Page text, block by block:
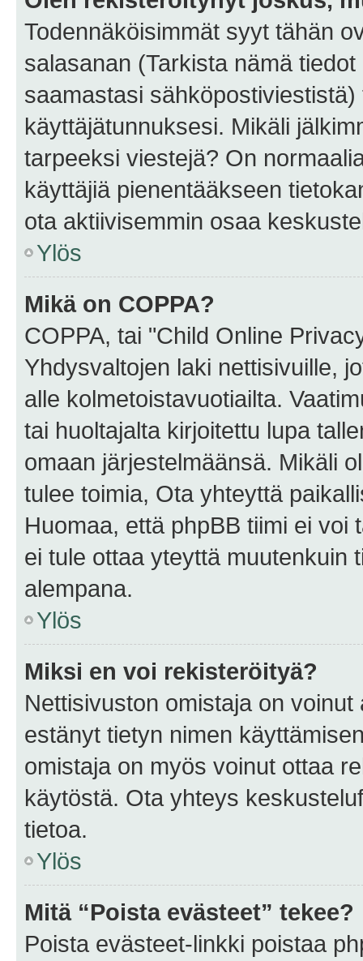
Todennäköisimmät syyt tähän
salasanan (Tarkista nämä
saamastasi
käyttäjätunnuksesi. Mikäli
tarpeeksi viestejä? On
käyttäjiä pienentääkseen
ota aktiivisemmin osaa
Ylös
Mikä on COPPA?
COPPA, tai "Child Online
Yhdysvaltojen laki nettisivuille,
alle kolmetoistavuotiailta.
tai huoltajalta kirjoitettu lupa
omaan järjestelmäänsä. Mikäli
tulee toimia, Ota yhteyttä
Huomaa, että phpBB tiimi ei
ei tule ottaa yteyttä muutenkuin
alempana.
Ylös
Miksi en voi rekisteröityä?
Nettisivuston omistaja on
estänyt tietyn nimen
omistaja on myös voinut ottaa
käytöstä. Ota yhteys
tietoa.
Ylös
Mitä “Poista evästeet” tekee?
Poista evästeet-linkki poistaa